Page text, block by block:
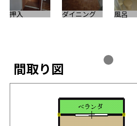
押入 ダイニング 風呂
間取り図